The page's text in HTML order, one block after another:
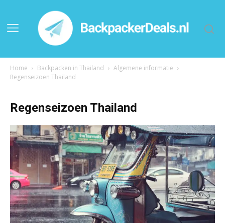
Home Backpacken in Thailand
Algemene informatie
Regenseizoen Thailand
Regenseizoen Thailand